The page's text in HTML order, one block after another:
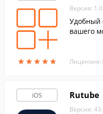
★★★★★
★★★★★
Версия: 1.0
Удобный
вашего
Лицензия:
iOS Rutube
Версия: